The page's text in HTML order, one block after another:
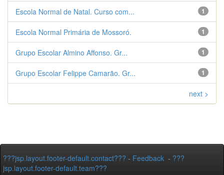
1
Escola Normal de Natal. Curso com...
1
Escola Normal Primária de Mossoró.
1
Grupo Escolar Almino Affonso. Gr...
1
Grupo Escolar Felippe Camarão. Gr...
next >
???jsp.layout.footer-default.contact??? - Feedback - ???
jsp.layout.footer-default.team???